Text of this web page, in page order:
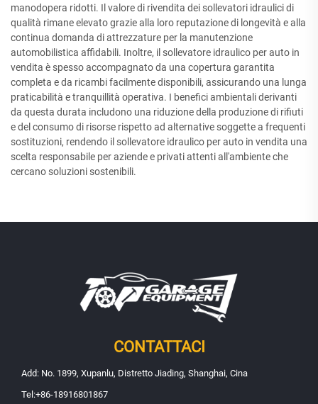
manodopera ridotti. Il valore di rivendita dei sollevatori idraulici di
qualità rimane elevato grazie alla loro reputazione di longevità e alla
continua domanda di attrezzature per la manutenzione
automobilistica affidabili. Inoltre, il sollevatore idraulico per auto in
vendita è spesso accompagnato da una copertura garantita
completa e da ricambi facilmente disponibili, assicurando una lunga
praticabilità e tranquillità operativa. I benefici ambientali derivanti
da questa durata includono una riduzione della produzione di rifiuti
e del consumo di risorse rispetto ad alternative soggette a frequenti
sostituzioni, rendendo il sollevatore idraulico per auto in vendita una
scelta responsabile per aziende e privati attenti all'ambiente che
cercano soluzioni sostenibili.
CONTATTACI
Add: No. 1899, Xupanlu, Distretto Jiading, Shanghai, Cina
Tel:+86-18916801867